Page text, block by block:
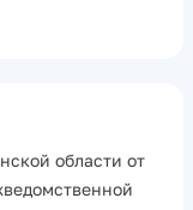
области от